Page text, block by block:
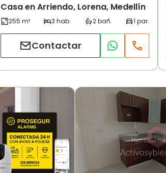
Casa en Arriendo, Lorena, Medellín
Contactar